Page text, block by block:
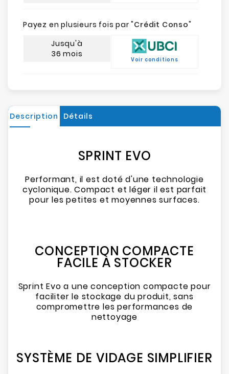
Payez en plusieurs fois par "Crédit Conso"
Jusqu'à
36 mois
Voir conditions
Description Détails
SPRINT EVO
Performant, il est doté d'une technologie
cyclonique. Compact et léger il est parfait
pour les petites et moyennes surfaces.
CONCEPTION COMPACTE
FACILE À STOCKER
Sprint Evo a une conception compacte pour
faciliter le stockage du produit, sans
compromettre les performances de
nettoyage
SYSTÈME DE VIDAGE SIMPLIFIER